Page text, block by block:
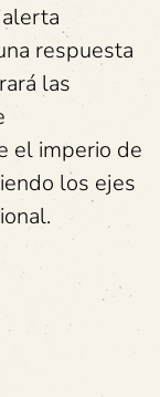
respuesta
las
el imperio de
los ejes